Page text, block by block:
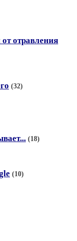
отравления
(32)
(18)
(10)